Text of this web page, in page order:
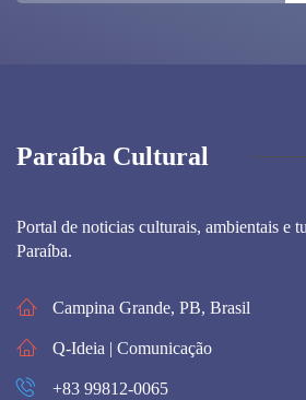
Paraíba Cultural
Portal de noticias culturais, ambientais e
Paraíba.
Campina Grande, PB, Brasil
Q-Ideia | Comunicação
+83 99812-0065